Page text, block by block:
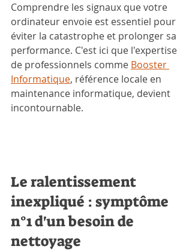
Comprendre les signaux que votre
ordinateur envoie est essentiel pour
éviter la catastrophe et prolonger sa
performance. C'est ici que l'expertise
de professionnels comme Booster
Informatique, référence locale en
maintenance informatique, devient
incontournable.
Le ralentissement
inexpliqué : symptôme
n°1 d'un besoin de
nettoyage